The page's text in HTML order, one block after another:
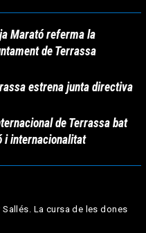
Marató referma la
de Terrassa
estrena junta directiva
de Terrassa bat
i internacionalitat
Sallés. La cursa de les dones